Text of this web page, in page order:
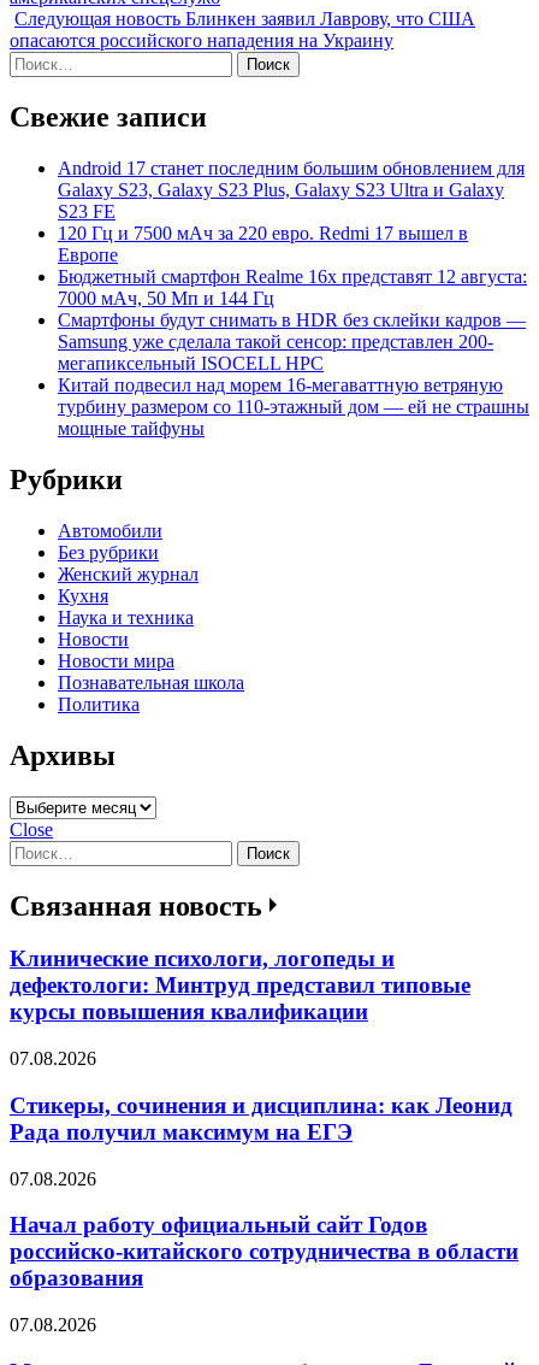
Следующая новость Блинкен заявил Лаврову, что США
опасаются российского нападения на Украину
Найти:
Свежие записи
Android 17 станет последним большим обновлением для
Galaxy S23, Galaxy S23 Plus, Galaxy S23 Ultra и Galaxy
S23 FE
120 Гц и 7500 мАч за 220 евро. Redmi 17 вышел в
Европе
Бюджетный смартфон Realme 16x представят 12 августа:
7000 мАч, 50 Мп и 144 Гц
Смартфоны будут снимать в HDR без склейки кадров —
Samsung уже сделала такой сенсор: представлен 200-
мегапиксельный ISOCELL HPC
Китай подвесил над морем 16-мегаваттную ветряную
турбину размером со 110-этажный дом — ей не страшны
мощные тайфуны
Рубрики
Автомобили
Без рубрики
Женский журнал
Кухня
Наука и техника
Новости
Новости мира
Познавательная школа
Политика
Архивы
Архивы
Close
Найти:
Связанная новость
Клинические психологи, логопеды и
дефектологи: Минтруд представил типовые
курсы повышения квалификации
07.08.2026
Стикеры, сочинения и дисциплина: как Леонид
Рада получил максимум на ЕГЭ
07.08.2026
Начал работу официальный сайт Годов
российско-китайского сотрудничества в области
образования
07.08.2026